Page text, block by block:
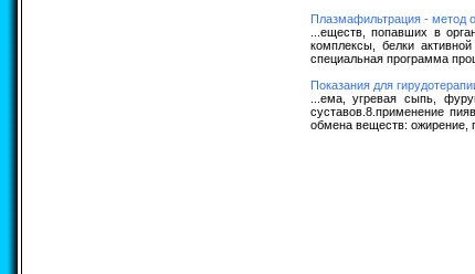
Плазмафильтрация - метод
...еществ, попавших в
комплексы, белки
специальная программа
Показания для
...ема, угревая сыпь,
суставов.8.применение
обмена веществ: ожирение,